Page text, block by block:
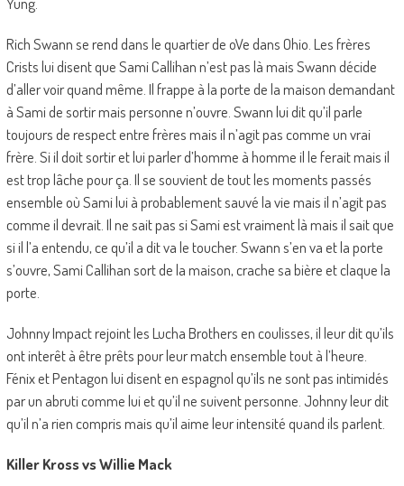
Rich Swann se rend dans le quartier de oVe dans Ohio. Les frères
Crists lui disent que Sami Callihan n’est pas là mais Swann décide
d’aller voir quand même. Il frappe à la porte de la maison demandant
à Sami de sortir mais personne n’ouvre. Swann lui dit qu’il parle
toujours de respect entre frères mais il n’agit pas comme un vrai
frère. Si il doit sortir et lui parler d’homme à homme il le ferait mais il
est trop lâche pour ça. Il se souvient de tout les moments passés
ensemble où Sami lui à probablement sauvé la vie mais il n’agit pas
comme il devrait. Il ne sait pas si Sami est vraiment là mais il sait que
si il l’a entendu, ce qu’il a dit va le toucher. Swann s’en va et la porte
s’ouvre, Sami Callihan sort de la maison, crache sa bière et claque la
porte.
Johnny Impact rejoint les Lucha Brothers en coulisses, il leur dit qu’ils
ont interêt à être prêts pour leur match ensemble tout à l’heure.
Fénix et Pentagon lui disent en espagnol qu’ils ne sont pas intimidés
par un abruti comme lui et qu’il ne suivent personne. Johnny leur dit
qu’il n’a rien compris mais qu’il aime leur intensité quand ils parlent.
Killer Kross vs Willie Mack